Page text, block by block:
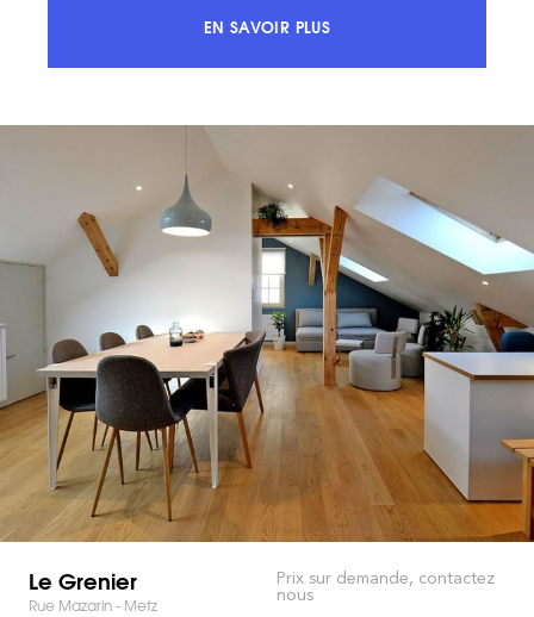
EN SAVOIR PLUSACCÉDEZ À 100% DU MARCHÉ ET
Le Grenier
Rue Mazarin - Metz
Prix sur demande, contactez
nous